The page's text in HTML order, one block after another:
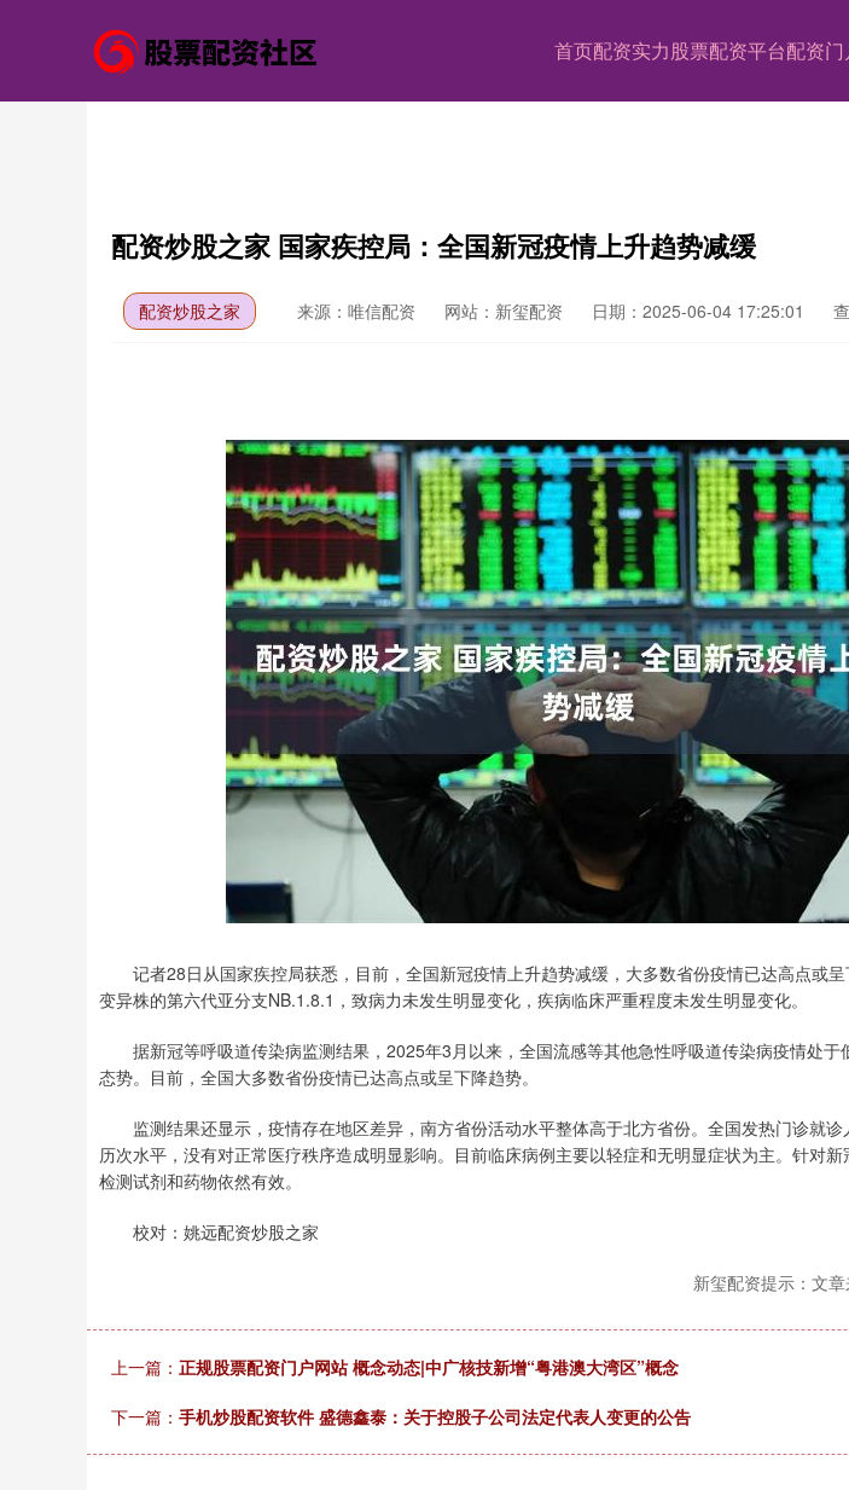
首页配资实力股票配资平台配资
配资炒股之家 国家疾控局：全国新冠疫情上升趋势减缓
配资炒股之家 来源：唯信配资 网站：新玺配资 日期：2025-06-04 17:25:01
记者28日从国家疾控局获悉，目前，全国新冠疫情上升趋势减缓，大多数省份疫情已达高点或呈
变异株的第六代亚分支NB.1.8.1，致病力未发生明显变化，疾病临床严重程度未发生明显变化。
据新冠等呼吸道传染病监测结果，2025年3月以来，全国流感等其他急性呼吸道传染病疫情处于
态势。目前，全国大多数省份疫情已达高点或呈下降趋势。
监测结果还显示，疫情存在地区差异，南方省份活动水平整体高于北方省份。全国发热门诊就诊
历次水平，没有对正常医疗秩序造成明显影响。目前临床病例主要以轻症和无明显症状为主。针对
检测试剂和药物依然有效。
校对：姚远配资炒股之家
新玺配资提示：文章
上一篇： 正规股票配资门户网站 概念动态|中广核技新增“粤港澳大湾区”概念
下一篇： 手机炒股配资软件 盛德鑫泰：关于控股子公司法定代表人变更的公告